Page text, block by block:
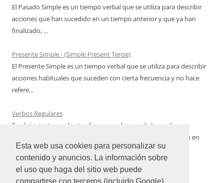
Esta web usa cookies para personalizar su
contenido y anuncios. La información sobre
el uso que haga del sitio web puede
El Pasado Simple es un tiempo verbal que se utiliza para describir
acciones que han sucedido en un tiempo anterior y que ya han
finalizado, ...
Presente Simple - (Simple Present Tense)
El Presente Simple es un tiempo verbal que se utiliza para describir
acciones habituales que suceden con cierta frecuencia y no hace
refere...
Verbos Regulares
En el siguiente cuadro te ofrecemos algunos de los verbos
regulares del idioma inglés más utilizados con su conjugación en
Pasado Simple qu...